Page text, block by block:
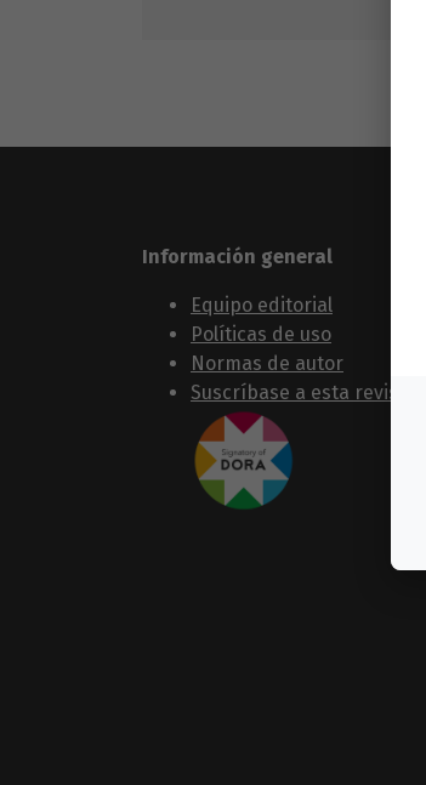
Información general
Equipo editorial
Políticas de uso
Normas de autor
Suscríbase a esta revista